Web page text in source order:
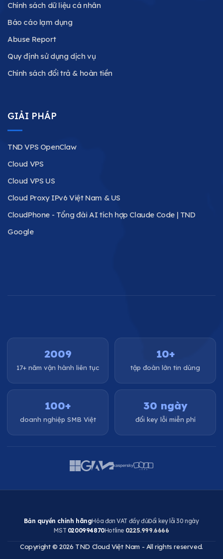
Chính sách dữ liệu cá nhân
Báo cáo lạm dụng
Abuse Report
Quy định sử dụng dịch vụ
Chính sách đổi trả & hoàn tiền
GIẢI PHÁP
TND VPS OpenClaw
Cloud VPS
Cloud VPS US
Cloud Proxy IPv6 Việt Nam & US
CloudPhone - Tổng đài AI tích hợp Claude Code | TND
Google
2009
17+ năm vận hành liên tục
10+
tập đoàn lớn tin dùng
100+
doanh nghiệp SMB Việt
30 ngày
đổi key lỗi miễn phí
Bản quyền chính hãngHóa đơn VAT đầy đủĐổi key lỗi 30 ngày
MST 0200994870Hotline 0225.999.6666
Copyright © 2026 TND Cloud Việt Nam - All rights reserved.